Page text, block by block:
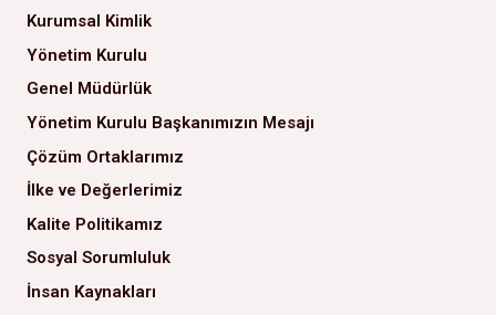
Kurumsal Kimlik
Yönetim Kurulu
Genel Müdürlük
Yönetim Kurulu Başkanımızın Mesajı
Çözüm Ortaklarımız
İlke ve Değerlerimiz
Kalite Politikamız
Sosyal Sorumluluk
İnsan Kaynakları